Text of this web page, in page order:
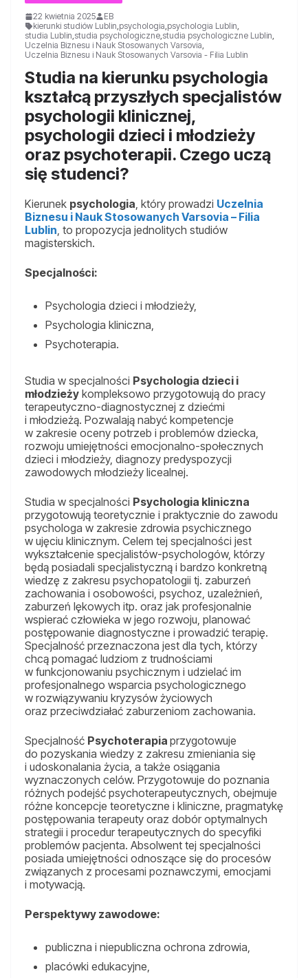
22 kwietnia 2025
EB
kierunki studiów Lublin,psychologia,psychologia Lublin,
studia Lublin,studia psychologiczne,studia psychologiczne Lublin,
Uczelnia Biznesu i Nauk Stosowanych Varsovia,
Uczelnia Biznesu i Nauk Stosowanych Varsovia - Filia Lublin
Studia na kierunku psychologia
kształcą przyszłych specjalistów
psychologii klinicznej,
psychologii dzieci i młodzieży
oraz psychoterapii. Czego uczą
się studenci?
Kierunek psychologia, który prowadzi Uczelnia
Biznesu i Nauk Stosowanych Varsovia – Filia
Lublin, to propozycja jednolitych studiów
magisterskich.
Specjalności:
Psychologia dzieci i młodzieży,
Psychologia kliniczna,
Psychoterapia.
Studia w specjalności Psychologia dzieci i
młodzieży kompleksowo przygotowują do pracy
terapeutyczno-diagnostycznej z dziećmi
i młodzieżą. Pozwalają nabyć kompetencje
w zakresie oceny potrzeb i problemów dziecka,
rozwoju umiejętności emocjonalno-społecznych
dzieci i młodzieży, diagnozy predyspozycji
zawodowych młodzieży licealnej.
Studia w specjalności Psychologia kliniczna
przygotowują teoretycznie i praktycznie do zawodu
psychologa w zakresie zdrowia psychicznego
w ujęciu klinicznym. Celem tej specjalności jest
wykształcenie specjalistów-psychologów, którzy
będą posiadali specjalistyczną i bardzo konkretną
wiedzę z zakresu psychopatologii tj. zaburzeń
zachowania i osobowości, psychoz, uzależnień,
zaburzeń lękowych itp. oraz jak profesjonalnie
wspierać człowieka w jego rozwoju, planować
postępowanie diagnostyczne i prowadzić terapię.
Specjalność przeznaczona jest dla tych, którzy
chcą pomagać ludziom z trudnościami
w funkcjonowaniu psychicznym i udzielać im
profesjonalnego wsparcia psychologicznego
w rozwiązywaniu kryzysów życiowych
oraz przeciwdziałać zaburzeniom zachowania.
Specjalność Psychoterapia przygotowuje
do pozyskania wiedzy z zakresu zmieniania się
i udoskonalania życia, a także osiągania
wyznaczonych celów. Przygotowuje do poznania
różnych podejść psychoterapeutycznych, obejmuje
różne koncepcje teoretyczne i kliniczne, pragmatykę
postępowania terapeuty oraz dobór optymalnych
strategii i procedur terapeutycznych do specyfiki
problemów pacjenta. Absolwent tej specjalności
posiada umiejętności odnoszące się do procesów
związanych z procesami poznawczymi, emocjami
i motywacją.
Perspektywy zawodowe:
publiczna i niepubliczna ochrona zdrowia,
placówki edukacyjne,